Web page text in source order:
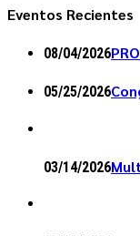
Eventos Recientes
08/04/2026
05/25/2026
03/14/2026